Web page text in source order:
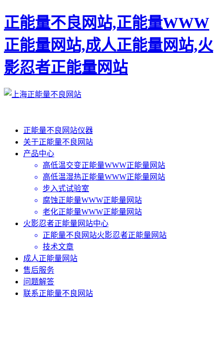
正能量不良网站,正能量WWW
正能量网站,成人正能量网站,火
影忍者正能量网站
正能量不良网站仪器
关于正能量不良网站
产品中心
高低温交变正能量WWW正能量网站
高低温湿热正能量WWW正能量网站
步入式试验室
腐蚀正能量WWW正能量网站
老化正能量WWW正能量网站
火影忍者正能量网站中心
正能量不良网站火影忍者正能量网站
技术文章
成人正能量网站
售后服务
问题解答
联系正能量不良网站